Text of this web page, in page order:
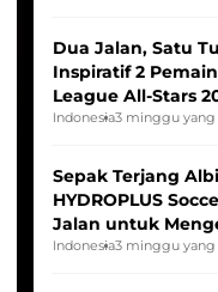
Dua Jalan, Satu
Inspiratif 2 Pemain
League All-Stars
Seleksi Timnas
Indonesia3 minggu yang
Sepak Terjang
HYDROPLUS
Jalan untuk
Indonesia Putri
Indonesia3 minggu yang